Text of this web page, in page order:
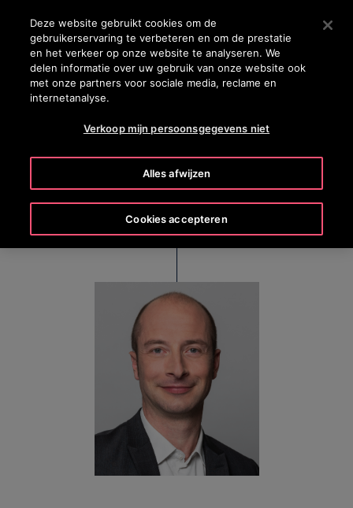
Druk op Enter om naar de hoofdinhoud te gaan
ZOEKEN
Augustin Poisson
Senior Vice President et Directeur général d'Otis
Europe de l’Ouest
Deze website gebruikt cookies om de
gebruikerservaring te verbeteren en om de prestatie
en het verkeer op onze website te analyseren. We
delen informatie over uw gebruik van onze website ook
met onze partners voor sociale media, reclame en
internetanalyse.
Verkoop mijn persoonsgegevens niet
Alles afwijzen
Cookies accepteren